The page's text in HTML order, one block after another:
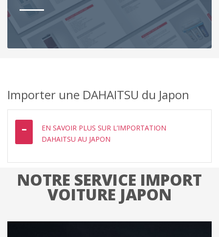
Importer une DAHAITSU du Japon
EN SAVOIR PLUS SUR L’IMPORTATION
DAHAITSU AU JAPON
NOTRE SERVICE IMPORT
VOITURE JAPON